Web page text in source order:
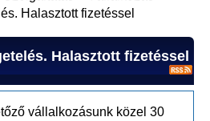
Halasztott fizetéssel
Halasztott fizetéssel
vállalkozásunk közel 30